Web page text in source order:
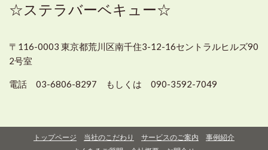
☆ステラバーベキュー☆
〒116-0003 東京都荒川区南千住3-12-16セントラルヒルズ90
2号室
電話 03-6806-8297 もしくは 090-3592-7049
トップページ 当社のこだわり サービスのご案内
事例紹介